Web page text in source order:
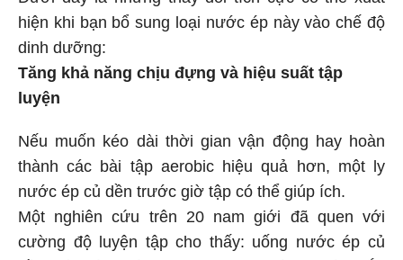
hiện khi bạn bổ sung loại nước ép này vào chế độ
dinh dưỡng:
Tăng khả năng chịu đựng và hiệu suất tập
luyện
Nếu muốn kéo dài thời gian vận động hay hoàn
thành các bài tập aerobic hiệu quả hơn, một ly
nước ép củ dền trước giờ tập có thể giúp ích.
Một nghiên cứu trên 20 nam giới đã quen với
cường độ luyện tập cho thấy: uống nước ép củ